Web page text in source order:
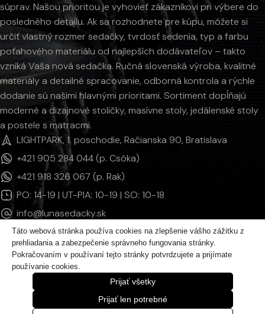
súprav. Našou prioritou je vyhovieť zákazníkovi pri výbere do
posledného detailu. Ak sa rozhodnete pre kúpu, môžete si
určiť vlastný rozmer sedačky, tvrdosť sedenia, typ a farbu
poťahového materiálu od najlepších dodávateľov – takto
vzniká Vaša nová sedačka. Ručná slovenská výroba, kvalitné
materiály a detailné spracovanie, odborná kontrola a rýchle
dodanie sú našimi hlavnými prioritami. Sortiment dopĺňajú
moderné a dizajnové stoličky, masívne stoly, jedálenské stoly
a postele s matracmi.
LIGHTPARK, 1. poschodie, Račianska 90, Bratislava
+421 905 284 044 (p. Csóka)
+421 918 326 067 (p. Rak)
PO: 14-19 | UT-PIA: 10-19 | SO: 10-18
info@lunasedacky.sk
INFORMÁCIE
KATEGÓRIE PRODUKTOV
© 2011 - 2026 LUNAsedačky | Všetky práva vyhradené.
Táto webová stránka používa cookies na zlepšenie vášho zážitku z
prehliadania a zabezpečenie správneho fungovania stránky.
Pokračovaním v používaní tejto stránky potvrdzujete a prijímate
používanie cookies.
Prijať všetky
Prijať len potrebné